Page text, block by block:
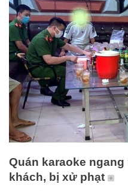
Quán karaoke
khách, bị xử phạt